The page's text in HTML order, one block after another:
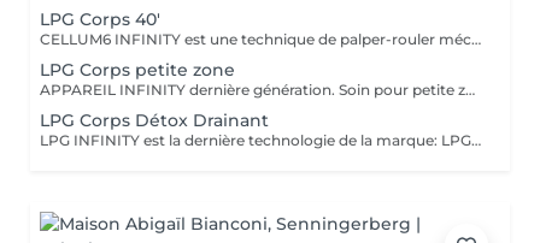
LPG Corps 40'
CELLUM6 INFINITY est une technique de palper-rouler mécanique non invasive qui stimule la peau pour déstocker les graisses localisées, lisser la cellulite, raffermir les tissus, sculpter la silhouette et drainer l'organisme.. Séance de 40' deux fois par semaine. Notre cure-abonnement va de 12 à 20 séances selon le besoin, Voir rubrique abonnement. Si vous ne faites qu'une seule séance une combinaison de 25 eur sera facturée Une évaluation de notre part est nécessaire avant toute cure. Bilan gratuit sur rendez-vous Nous améliorons les résultats avec la combinaison de micro-nutriments et cosmétiques spécifiques de LPG associés à la cure Femmes enceintes ou allaitantes traitement possible sur les jambes uniquement, recommandons le programme drainant A noter que tout traitement amincissant doit être lié à une bonne hygiène de vie LPG ENDERMOLOGIE est présent dans le monde entier avec plus de 35 ans d'expertise
LPG Corps petite zone
APPAREIL INFINITY dernière génération. Soin pour petite zone uniquement (ex.bras, genoux, mollets) où nous allons cibler la problématique (cellulite, relâchement, graisse, volume) LPG va stimuler la peau d'une façon mécanique et 100% naturelle pour atteindra l'objectif souhaité. Nos cures sont de 12 séances minimum, 2xsemaine.. Une évaluation de notre part est nécessaire avant toute cure. Bilan gratuit sur rendez-vous Si vous ne faites qu'une seule séance une combinaison de 25 eur sera facturée LPG ENDERMOLOGIE est présent dans le monde entier avec plus de 35 ans d'expertise
LPG Corps Détox Drainant
LPG INFINITY est la dernière technologie de la marque: LPG est à la base médicale et existe dans le marché depuis plus de 35 ans. La technique est 100% naturelle. Le drainage lymphatique aide à soulager l'inconfort des jambes lourdes et gonflées; en stimulant la circulation de la lymphe il va draîner et évacuer les liquides excédentaires et les déchets métaboliques. En séance unique, un collant vous sera prêté lors de cette prestation,également en vente 25 eur.